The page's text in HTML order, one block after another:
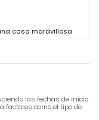
casa maravillosa
las fechas de inicio
factores como el tipo de